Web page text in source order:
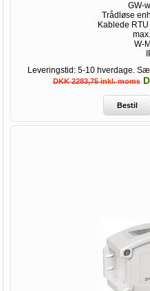
GW-
Trådløse
Kablede
W-
Leveringstid: 5-10 hverdage.
DKK 2283,75 inkl. moms
Bestil